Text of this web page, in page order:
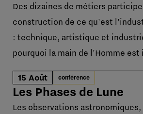
Des dizaines de métiers
construction de ce qu'est
: technique, artistique et
pourquoi la main de l'Homme
15 Août conférence
Les Phases de Lune
Les observations